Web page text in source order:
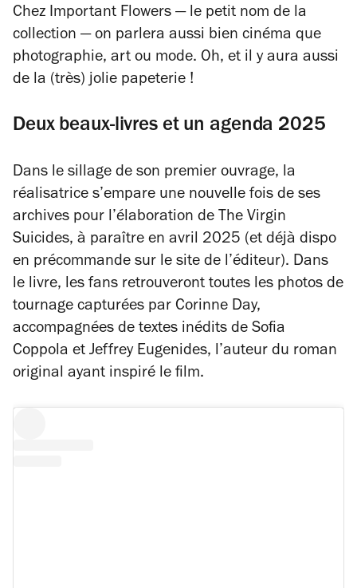
Chez Important Flowers — le petit nom de la
collection — on parlera aussi bien cinéma que
photographie, art ou mode. Oh, et il y aura aussi
de la (très) jolie papeterie !
Deux beaux-livres et un agenda 2025
Dans le sillage de son premier ouvrage, la
réalisatrice s’empare une nouvelle fois de ses
archives pour l’élaboration de The Virgin
Suicides, à paraître en avril 2025 (et déjà dispo
en précommande sur le site de l’éditeur). Dans
le livre, les fans retrouveront toutes les photos de
tournage capturées par Corinne Day,
accompagnées de textes inédits de Sofia
Coppola et Jeffrey Eugenides, l’auteur du roman
original ayant inspiré le film.